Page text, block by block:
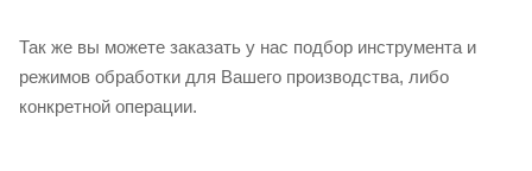
Так же вы можете заказать у нас подбор инструмента и
режимов обработки для Вашего производства, либо
конкретной операции.